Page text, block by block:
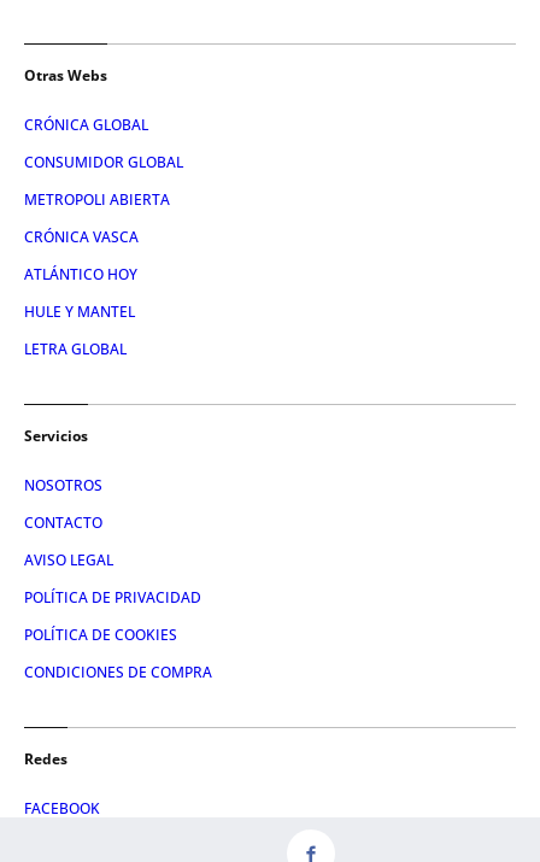
Otras Webs
CRÓNICA GLOBAL
CONSUMIDOR GLOBAL
METROPOLI ABIERTA
CRÓNICA VASCA
ATLÁNTICO HOY
HULE Y MANTEL
LETRA GLOBAL
Servicios
NOSOTROS
CONTACTO
AVISO LEGAL
POLÍTICA DE PRIVACIDAD
POLÍTICA DE COOKIES
CONDICIONES DE COMPRA
Redes
FACEBOOK